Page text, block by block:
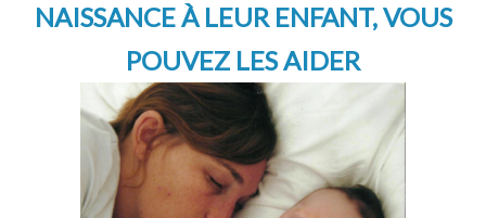
NAISSANCE À LEUR ENFANT, VOUS
POUVEZ LES AIDER